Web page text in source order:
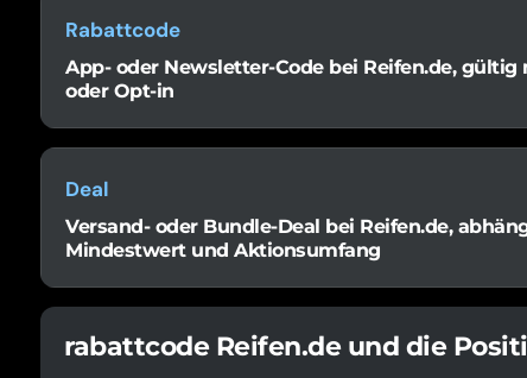
Rabattcode
App- oder Newsletter-Code bei Reifen.de, gültig
oder Opt-in
Deal
Versand- oder Bundle-Deal bei Reifen.de,
Mindestwert und Aktionsumfang
rabattcode Reifen.de und die